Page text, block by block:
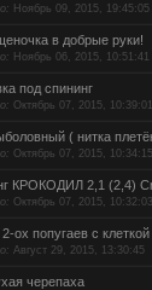
Ноябрь 09, 2015, 19:45:05
в добрые руки!
Ноябрь 06, 2015, 10:51:41
под спининг
Октябрь 07, 2015, 10:39:01
( нитка
Октябрь 07, 2015, 10:34:15
КРОКОДИЛ 2,1 (2,4)
Октябрь 07, 2015, 10:32:03
ох попугаев с клеткой
Август 29, 2015, 13:30:45
черепаха